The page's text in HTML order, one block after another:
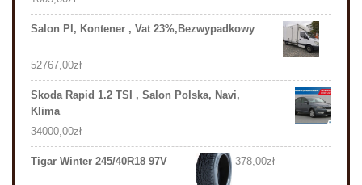
Salon Pl, Kontener , Vat 23%,Bezwypadkowy
52767,00zł
Skoda Rapid 1.2 TSI , Salon Polska, Navi,
Klima
34000,00zł
Tigar Winter 245/40R18 97V 378,00zł